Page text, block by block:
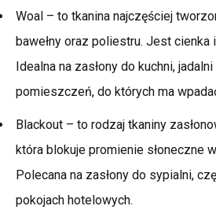
Woal – to tkanina najczęściej
bawełny oraz poliestru. Jest cienka
Idealna na zasłony do kuchni,
pomieszczeń, do których ma
Blackout – to rodzaj tkaniny
która blokuje promienie słoneczne
Polecana na zasłony do sypialni,
pokojach hotelowych.